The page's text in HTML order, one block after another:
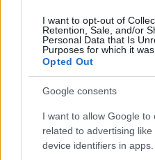
I want to opt-out of
Retention, Sale, and/or
Personal Data that Is
Purposes for which it was
Opted Out
Google consents
I want to allow Google to
related to advertising
device identifiers in apps.
Miris rokmūzikas
pētnieks un mūzikas
Atcelt